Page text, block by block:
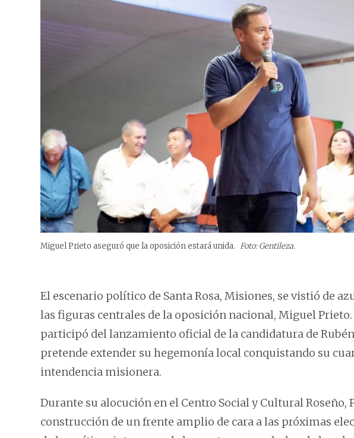
Miguel Prieto aseguró que la oposición estará unida. Foto: Gentileza.
El escenario político de Santa Rosa, Misiones, se vistió de
las figuras centrales de la oposición nacional, Miguel
participó del lanzamiento oficial de la candidatura de Rubén
pretende extender su hegemonía local conquistando su
intendencia misionera.
Durante su alocución en el Centro Social y Cultural Roseño,
construcción de un frente amplio de cara a las próximas